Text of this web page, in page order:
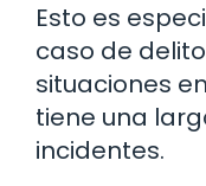
Esto es
caso de
situaciones
tiene una
incidentes.